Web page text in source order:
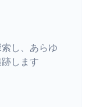
し、あらゆ
します